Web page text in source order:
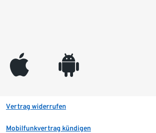
appleinc android
Vertrag widerrufen
Mobilfunkvertrag kündigen